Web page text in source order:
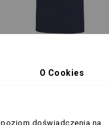
Macron Boost Hero 918707
O Cookies
doświadczenia na